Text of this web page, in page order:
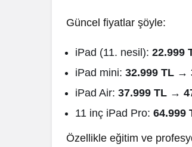
Güncel fiyatlar şöyle:
iPad (11. nesil):22.999
iPad mini:32.999 TL →
iPad Air:37.999 TL →
11 inç iPad Pro:64.999
Özellikle eğitim ve
Yalova Belediye
Meclisi’nde Kritik
Dönemeç